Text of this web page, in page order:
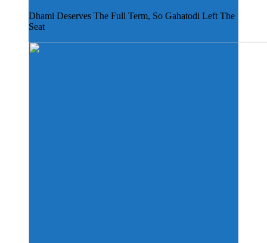
Dhami Deserves The Full Term, So Gahatodi Left The
Seat